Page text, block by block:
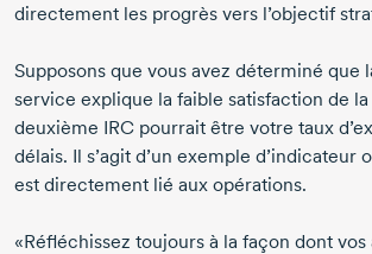
directement les progrès vers l’objectif
Supposons que vous avez déterminé que
service explique la faible satisfaction de
deuxième IRC pourrait être votre taux
délais. Il s’agit d’un exemple d’indicateur
est directement lié aux opérations.
«Réfléchissez toujours à la façon dont